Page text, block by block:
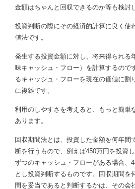
金額はちゃんと回収できるのか等も検討
投資判断の際にその経済的計算に良く使
値法です。
発生する投資金額に対し、将来得られる
味キャッシュ・フロー）を計算するので
るキャッシュ・フローを現在の価値に割
に複雑です。
利用のしやすさを考えると、もっと簡単
あります。
回収期間法とは、投資した金額を何年間
断を行うもので、例えば450万円を投資
ずつのキャッシュ・フローがある場合、
とし投資判断するものです。回収期間を
間を妥当であると判断するかは、その会